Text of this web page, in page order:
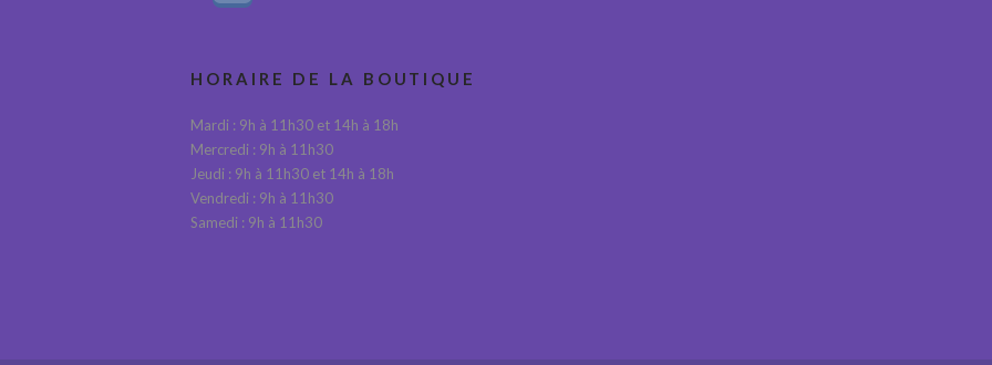
HORAIRE DE LA BOUTIQUE
Mardi : 9h à 11h30 et 14h à 18h
Mercredi : 9h à 11h30
Jeudi : 9h à 11h30 et 14h à 18h
Vendredi : 9h à 11h30
Samedi : 9h à 11h30